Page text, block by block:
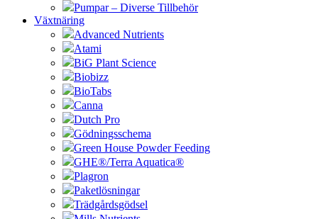
Pumpar – Diverse Tillbehör
Växtnäring
Advanced Nutrients
Atami
BiG Plant Science
Biobizz
BioTabs
Canna
Dutch Pro
Gödningsschema
Green House Powder Feeding
GHE®/Terra Aquatica®
Plagron
Paketlösningar
Trädgårdsgödsel